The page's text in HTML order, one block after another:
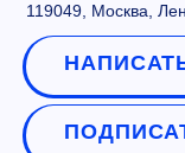
119049, Москва,